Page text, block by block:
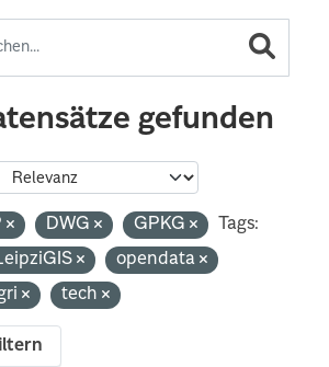
gefunden
DWG GPKG
Tags:
opendata
tech